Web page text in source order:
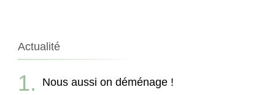
Actualité
Nous aussi on déménage !